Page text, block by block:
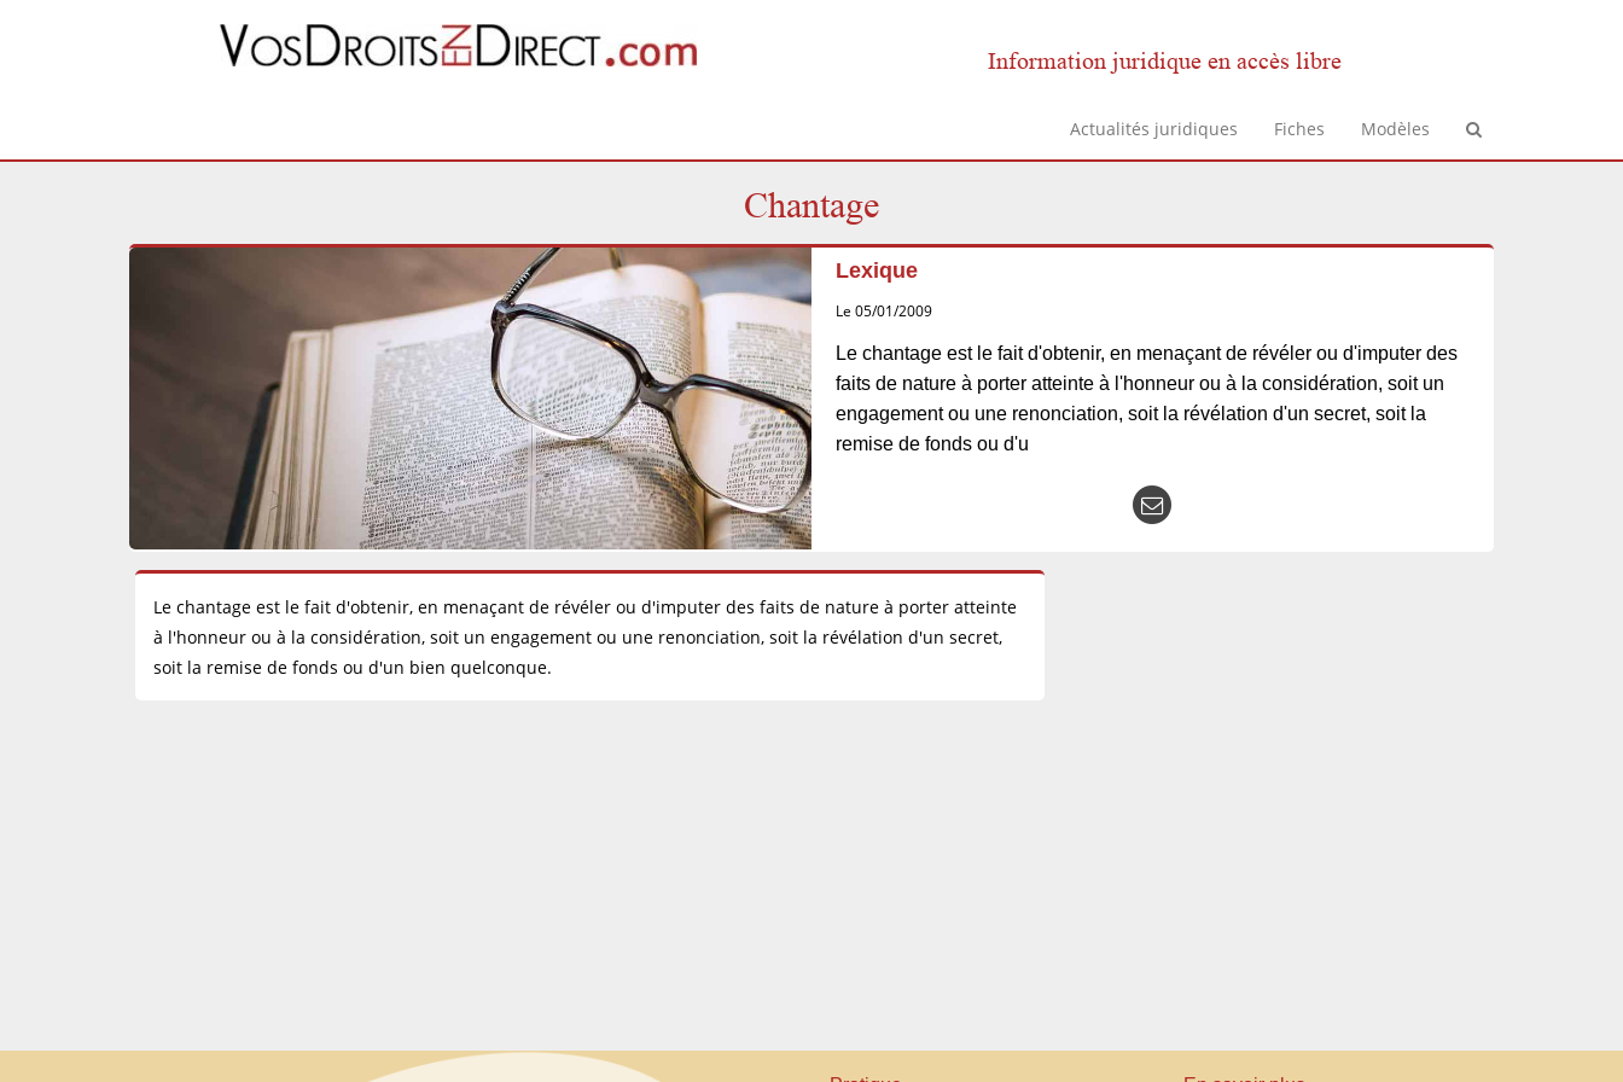
Information juridique en accès libre
Actualités juridiques Fiches Modèles
Chantage
Lexique
Le 05/01/2009
Le chantage est le fait d'obtenir, en menaçant de révéler ou d'imputer des
faits de nature à porter atteinte à l'honneur ou à la considération, soit un
engagement ou une renonciation, soit la révélation d'un secret, soit la
remise de fonds ou d'u
Le chantage est le fait d'obtenir, en menaçant de révéler ou d'imputer des faits de nature à porter atteinte
à l'honneur ou à la considération, soit un engagement ou une renonciation, soit la révélation d'un secret,
soit la remise de fonds ou d'un bien quelconque.